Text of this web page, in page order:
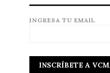
INGRESA TU EMAIL